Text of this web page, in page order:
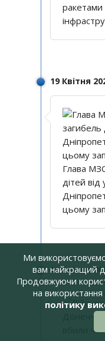
19 Квітня
Глава
дітей
цьому
19 Квітня
Ми
вам найкращий
Продовжуючи
на
політику